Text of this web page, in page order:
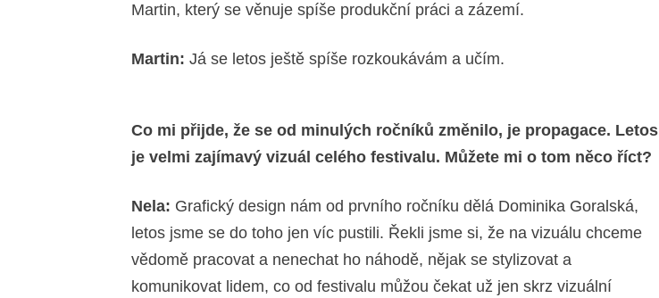
Martin, který se věnuje spíše produkční práci a zázemí.
Martin: Já se letos ještě spíše rozkoukávám a učím.
Co mi přijde, že se od minulých ročníků změnilo, je propagace. Letos
je velmi zajímavý vizuál celého festivalu. Můžete mi o tom něco říct?
Nela: Grafický design nám od prvního ročníku dělá Dominika Goralská,
letos jsme se do toho jen víc pustili. Řekli jsme si, že na vizuálu chceme
vědomě pracovat a nenechat ho náhodě, nějak se stylizovat a
komunikovat lidem, co od festivalu můžou čekat už jen skrz vizuální